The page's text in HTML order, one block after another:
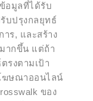
อมูลที่ได้รับ
บปรุงกลยุทธ์
ร, และสร้าง
ากขึ้น แต่ถ้า
รงตามเป้า
ฆษณาออนไลน์
ของ